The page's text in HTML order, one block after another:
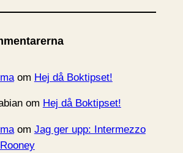
om Hej då Boktipset!
om Hej då Boktipset!
om Jag ger upp: Intermezzo